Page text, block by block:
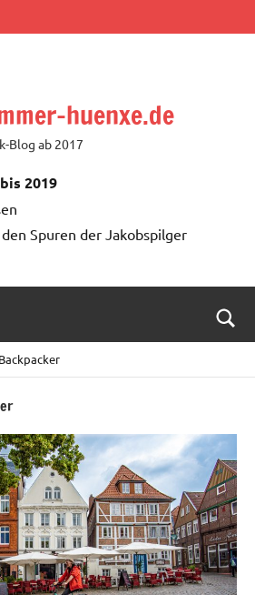
huenxe.de
Blog ab 2017
2019
Spuren der Jakobspilger
Backpacker